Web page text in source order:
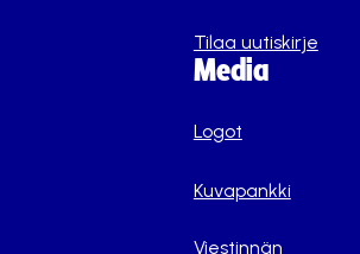
Tilaa uutiskirje
Media
Logot
Kuvapankki
Viestinnän